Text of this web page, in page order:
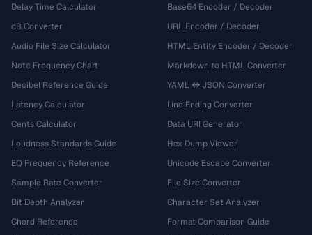
Delay Time Calculator
dB Converter
Audio File Size Calculator
Note Frequency Chart
Decibel Reference Guide
Latency Calculator
Cents Calculator
Loudness Standards Guide
EQ Frequency Reference
Sample Rate Converter
Bit Depth Analyzer
Chord Reference
Base64 Encoder / Decoder
URL Encoder / Decoder
HTML Entity Encoder / Decoder
Markdown to HTML Converter
YAML ↔ JSON Converter
Line Ending Converter
Data URI Generator
Hex Dump Viewer
Unicode Escape Converter
File Size Converter
Character Set Analyzer
Format Comparison Guide